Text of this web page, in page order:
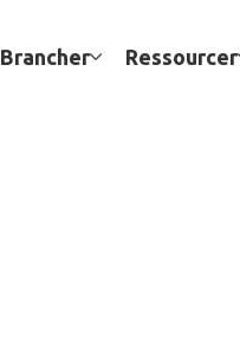
Brancher Ressourcer